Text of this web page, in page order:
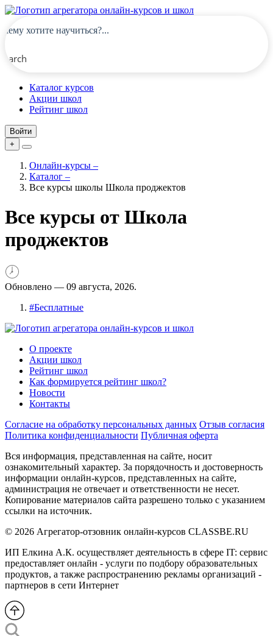
Каталог курсов
Акции школ
Рейтинг школ
Войти
+
Онлайн-курсы –
Каталог –
Все курсы школы Школа проджектов
Все курсы от Школа
проджектов
Обновлено — 09 августа, 2026.
#Бесплатные
О проекте
Акции школ
Рейтинг школ
Как формируется рейтинг школ?
Новости
Контакты
Согласие на обработку персональных данных Отзыв согласия
Политика конфиденциальности Публичная оферта
Вся информация, представленная на сайте, носит
ознакомительный характер. За порядочность и достоверность
информации онлайн-курсов, представленных на сайте,
администрация не отвечает и ответственности не несет.
Копирование материалов сайта разрешено только с указанием
ссылки на источник.
© 2026 Агрегатор-отзовник онлайн-курсов CLASSBE.RU
ИП Елкина А.К. осуществляет деятельность в сфере IT: сервис
предоставляет онлайн - услуги по подбору образовательных
продуктов, а также распространению рекламы организаций -
партнеров в сети Интернет